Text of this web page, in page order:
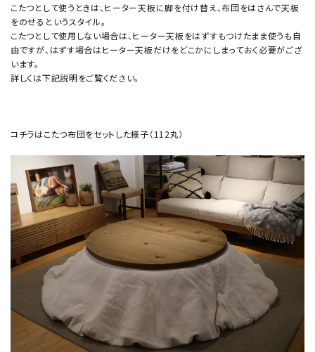
こたつとして使うときは、ヒーター天板に脚を付け替え、布団をはさんで天板
をのせるというスタイル。
こたつとして使用しない場合は、ヒーター天板をはずすもつけたまま使うも自
由ですが、はずす場合はヒーター天板だけをどこかにしまっておく必要がござ
います。
詳しくは下記説明をご覧ください。
コチラはこたつ布団をセットした様子（112丸）